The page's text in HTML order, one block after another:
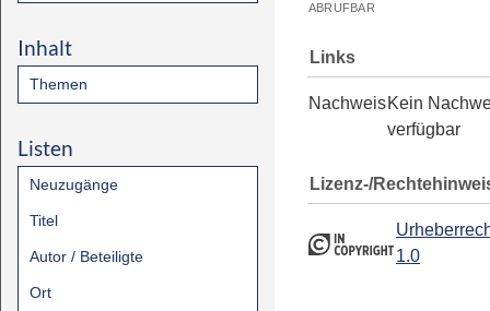
Inhalt
Themen
Listen
Neuzugänge
Titel
Autor / Beteiligte
Ort
ABRUFBAR
Links
NachweisKein
verfügbar
Lizenz-/
1.0